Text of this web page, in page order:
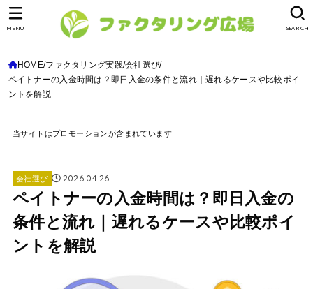
SEARCH
MENU
HOME ファクタリング実践 会社選び
ペイトナーの入金時間は？即日入金の条件と流れ｜遅れるケースや比較ポイ
ントを解説
当サイトはプロモーションが含まれています
会社選び 2026.04.26
ペイトナーの入金時間は？即日入金の
条件と流れ｜遅れるケースや比較ポイ
ントを解説